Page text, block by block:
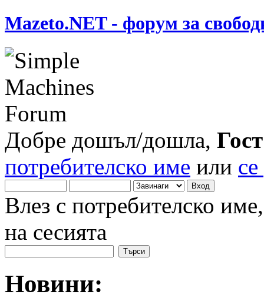
Mazeto.NET - форум за
Добре дошъл/дошла, Гост
потребителско име или
Влез с потребителско
на сесията
Новини: